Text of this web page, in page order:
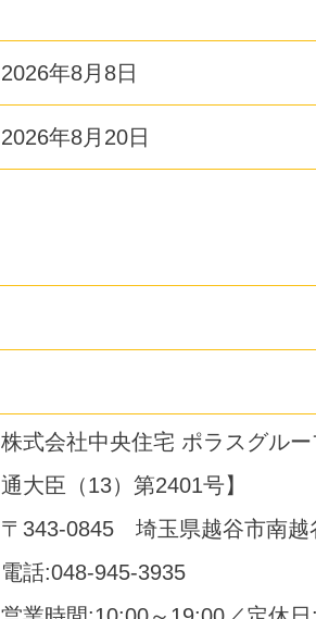
2026年8月8日
2026年8月20日
株式会社中央住宅 ポラスグル
通大臣（13）第2401号】
〒343-0845 埼玉県越谷市南越
電話:048-945-3935